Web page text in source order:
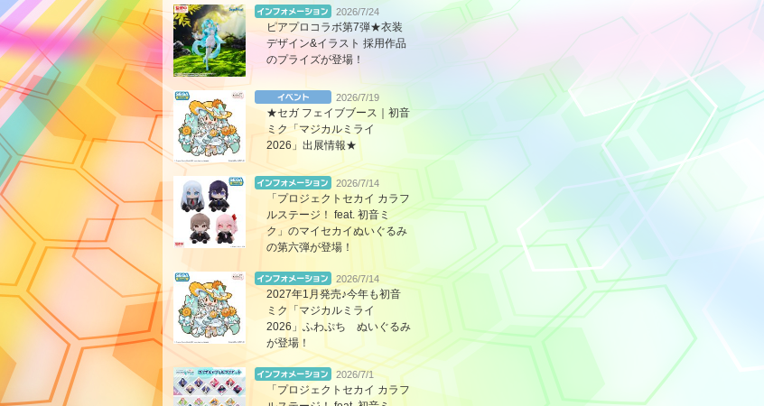
2026/7/24
ピアプロコラボ第7弾★衣装
デザイン&イラスト 採用作品
のプライズが登場！
2026/7/19
★セガ フェイブブース｜初音
ミク「マジカルミライ
2026」出展情報★
2026/7/14
「プロジェクトセカイ カラフ
ルステージ！ feat. 初音ミ
ク」のマイセカイぬいぐるみ
の第六弾が登場！
2026/7/14
2027年1月発売♪今年も初音
ミク「マジカルミライ
2026」ふわぷち ぬいぐるみ
が登場！
2026/7/1
「プロジェクトセカイ カラフ